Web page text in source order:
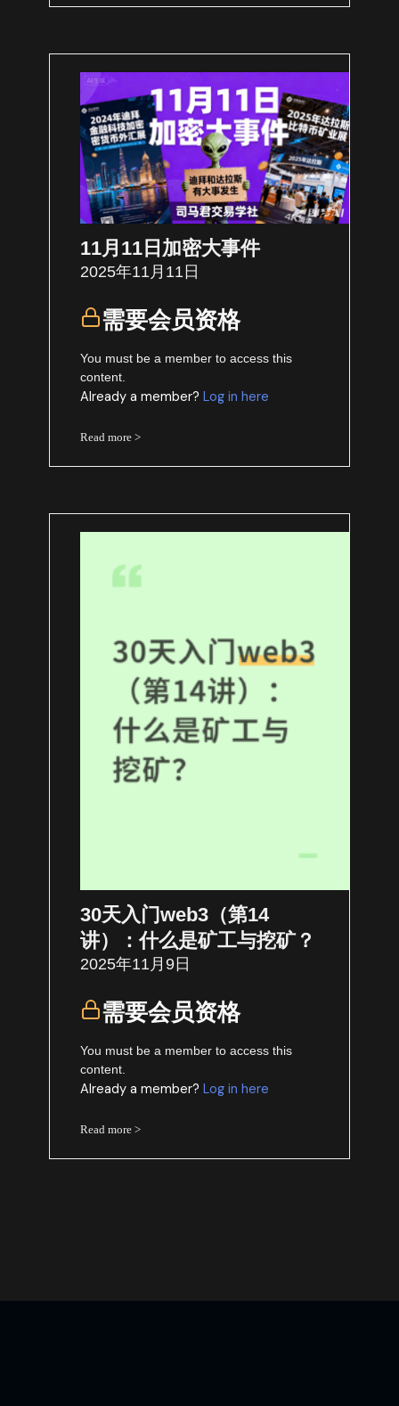
11月11日加密大事件
2025年11月11日
需要会员资格
You must be a member to access this
content.
Already a member?Log in here
Read more >
30天入门web3（第14
讲）：什么是矿工与挖矿？
2025年11月9日
需要会员资格
You must be a member to access this
content.
Already a member?Log in here
Read more >